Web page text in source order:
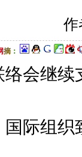
摘：
会继
际组